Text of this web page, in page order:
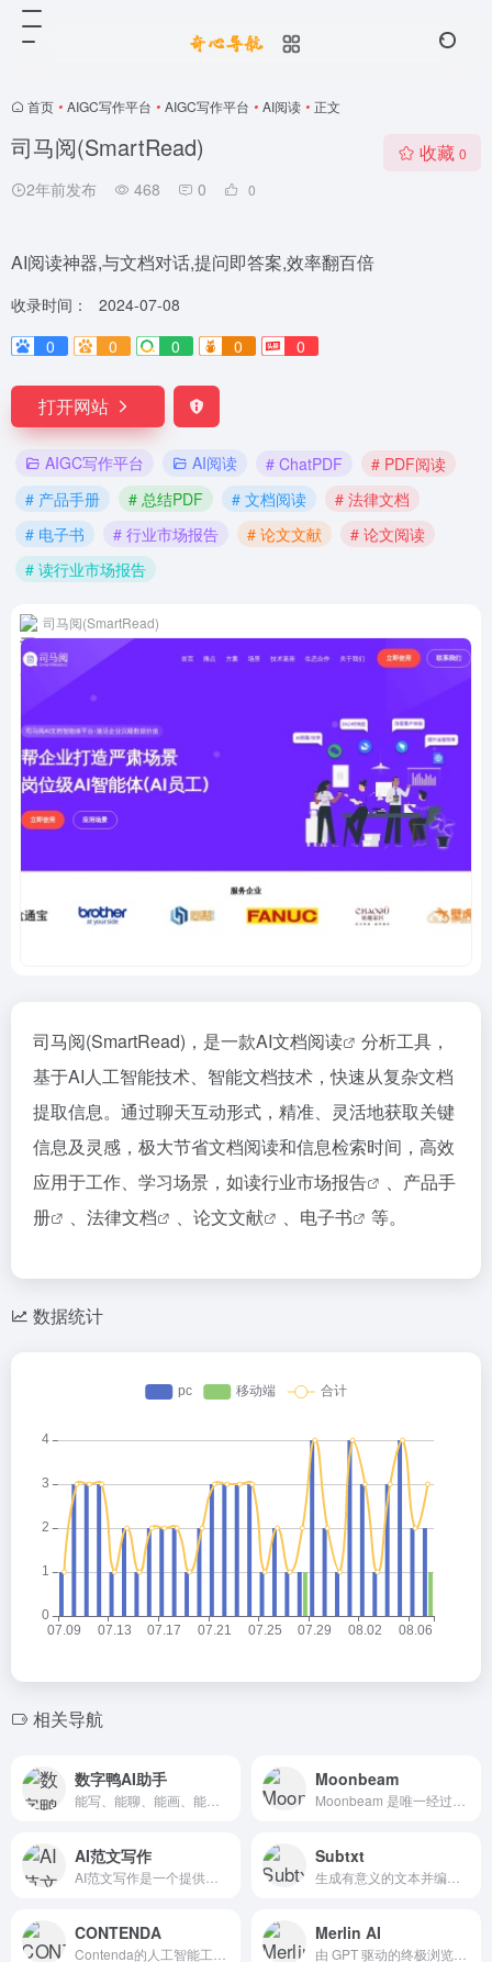
首页 • AIGC写作平台 • AIGC写作平台 • AI阅读 • 正文
司马阅(SmartRead)
2年前发布 468 0 0
收藏 0
AI阅读神器,与文档对话,提问即答案,效率翻百倍
收录时间：
2024-07-08
0
0 0 0 0
打开网站
AIGC写作平台 AI阅读 # ChatPDF
# PDF阅读
# 产品手册
# 总结PDF # 文档阅读
# 法律文档
# 电子书
# 行业市场报告 # 论文文献
# 论文阅读
# 读行业市场报告
司马阅(SmartRead)
司马阅(SmartRead)，是一款AI文档阅读
分析工具，
基于AI人工智能技术、智能文档技术，快速从复杂文档
提取信息。通过聊天互动形式，精准、灵活地获取关键
信息及灵感，极大节省文档阅读和信息检索时间，高效
应用于工作、学习场景，如读行业市场报告 、 产品手
册
、 法律文档 、 论文文献 、 电子书 等。
数据统计
相关导航
数字鸭AI助手 Moonbeam
AI范文写作 Subtxt
CONTENDA Merlin AI